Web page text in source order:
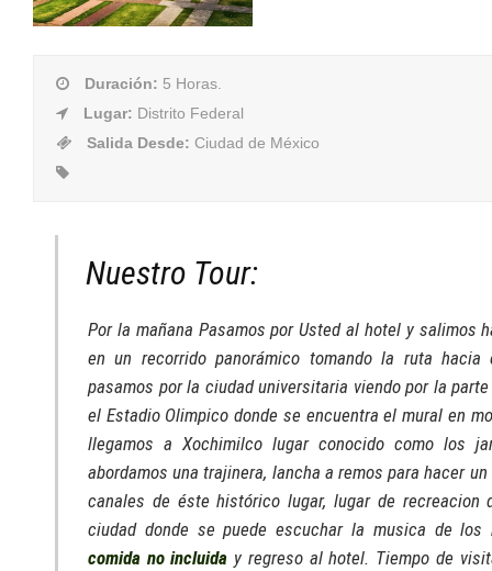
Duración: 5 Horas.
Lugar: Distrito Federal
Salida Desde: Ciudad de México
Nuestro Tour:
Por la mañana Pasamos por Usted al hotel y salimos
en un recorrido panorámico tomando la ruta hacia
pasamos por la ciudad universitaria viendo por la
el Estadio Olimpico donde se encuentra el mural en
llegamos a Xochimilco lugar conocido como los
abordamos una trajinera, lancha a remos para hacer
canales de éste histórico lugar, lugar de recreacion
ciudad donde se puede escuchar la musica de
comida no incluida y regreso al hotel. Tiempo de